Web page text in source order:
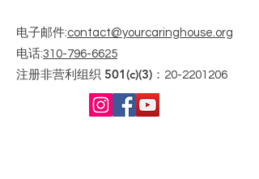
电子邮件:contact@yourcaringhouse.org
电话:310-796-6625
注册非营利组织 501(c)(3)： 20-2201206